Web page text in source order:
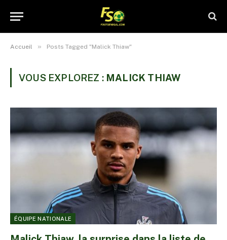
Accueil » Posts Tagged "Malick Thiaw"
VOUS EXPLOREZ : MALICK THIAW
ÉQUIPE NATIONALE